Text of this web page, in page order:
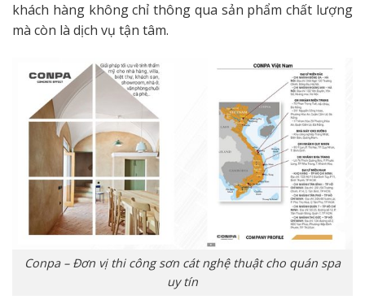
khách hàng không chỉ thông qua sản phẩm chất lượng
mà còn là dịch vụ tận tâm.
Conpa – Đơn vị thi công sơn cát nghệ thuật cho quán spa
uy tín